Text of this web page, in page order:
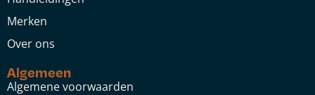
Merken
Over ons
Algemeen
Algemene voorwaarden